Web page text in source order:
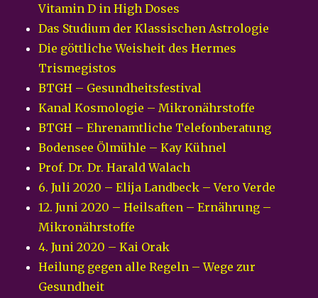
Vitamin D in High Doses
Das Studium der Klassischen Astrologie
Die göttliche Weisheit des Hermes
Trismegistos
BTGH – Gesundheitsfestival
Kanal Kosmologie – Mikronährstoffe
BTGH – Ehrenamtliche Telefonberatung
Bodensee Ölmühle – Kay Kühnel
Prof. Dr. Dr. Harald Walach
6. Juli 2020 – Elija Landbeck – Vero Verde
12. Juni 2020 – Heilsaften – Ernährung –
Mikronährstoffe
4. Juni 2020 – Kai Orak
Heilung gegen alle Regeln – Wege zur
Gesundheit